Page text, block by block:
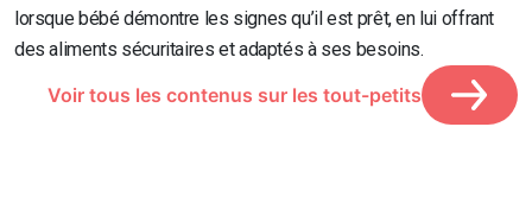
lorsque bébé démontre les signes qu’il est prêt, en lui offrant
des aliments sécuritaires et adaptés à ses besoins.
Voir tous les contenus sur les tout-petits